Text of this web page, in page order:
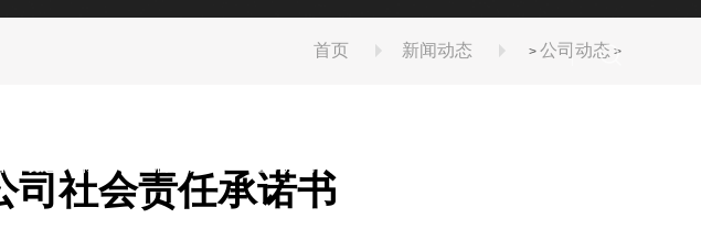
随州行业解决方案 随州服务与支持
起重机生产制造许可证和安装、改造、维修许可证，并通过ISO9001
首页 新闻动态 > 公司动态 >
司社会责任承诺书